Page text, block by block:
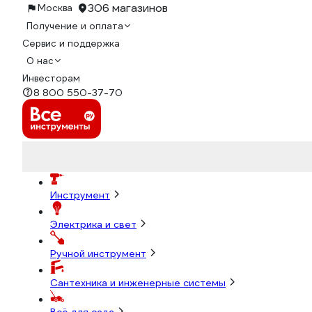
Москва 306 магазинов
Получение и оплата
Сервис и поддержка
О нас
Инвесторам
8 800 550-37-70
Инструмент
Электрика и свет
Ручной инструмент
Сантехника и инженерные системы